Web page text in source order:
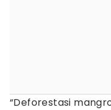
“Deforestasi